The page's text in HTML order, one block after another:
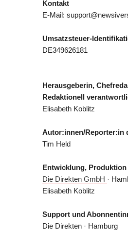
Kontakt
E-Mail:
Umsatzsteuer-
DE349626181
Herausgeberin,
Redaktionell
Elisabeth Koblitz
Autor:innen/Reporter:in
Tim Held
Entwicklung,
Die Direkten GmbH ·
Elisabeth Koblitz
Support und
Die Direkten · Hamburg